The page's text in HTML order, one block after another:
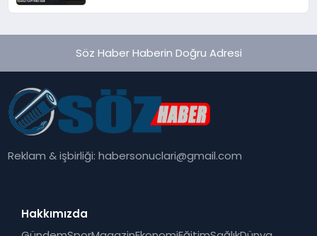
Söz Haber Haberin Doğru Adresi
Reklam & işbirliği:habersonuclari@gmail.com
Hakkımızda